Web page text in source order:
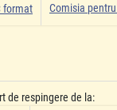
Comisia
de respingere de la: